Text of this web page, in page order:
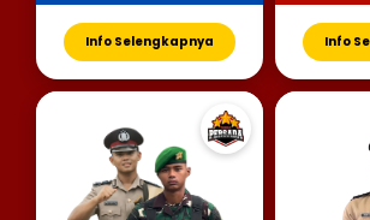
Info Selengkapnya Info